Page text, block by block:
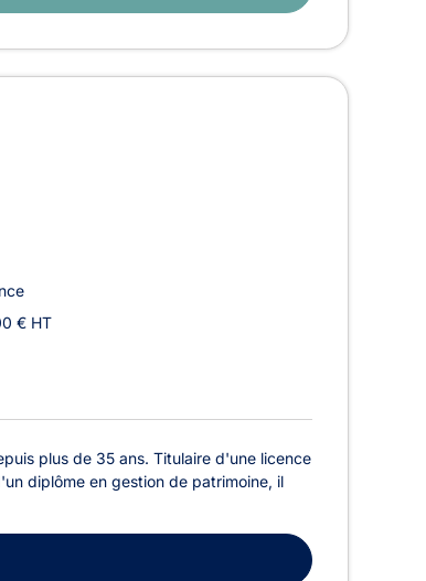
€ HT
plus de 35 ans. Titulaire d'une licence
diplôme en gestion de patrimoine, il